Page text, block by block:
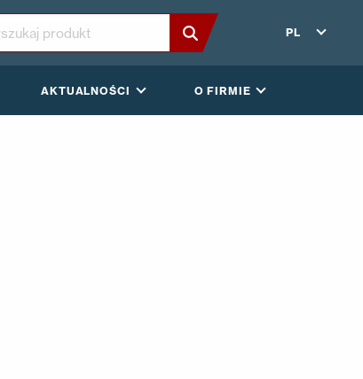
PL
AKTUALNOŚCI O FIRMIE